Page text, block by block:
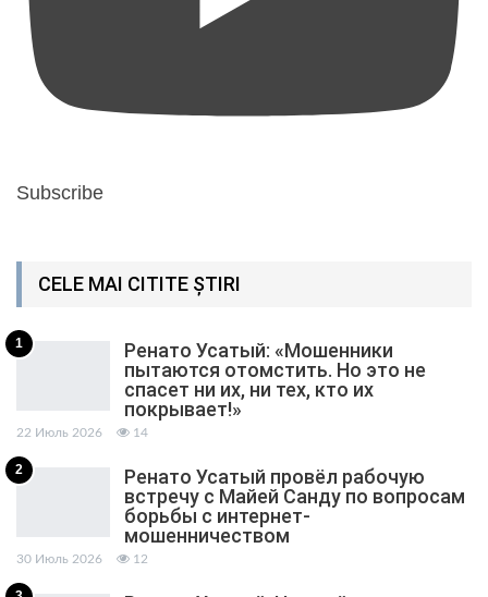
Subscribe
CELE MAI CITITE ȘTIRI
1
Ренато Усатый: «Мошенники
пытаются отомстить. Но это не
спасет ни их, ни тех, кто их
покрывает!»
22 Июль 2026 14
2
Ренато Усатый провёл рабочую
встречу с Майей Санду по вопросам
борьбы с интернет-
мошенничеством
30 Июль 2026 12